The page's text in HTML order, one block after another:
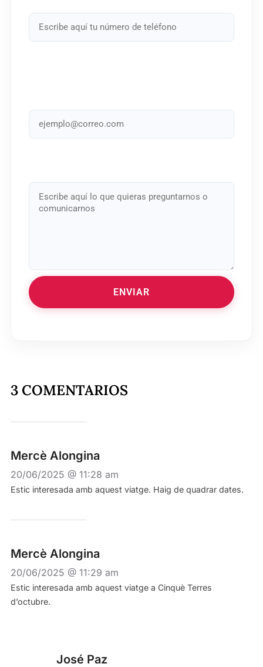
ENVIAR
3 COMENTARIOS
Mercè Alongina
20/06/2025 @ 11:28 am
Estic interesada amb aquest viatge. Haig de quadrar dates.
Mercè Alongina
20/06/2025 @ 11:29 am
Estic interesada amb aquest viatge a Cinquè Terres
d’octubre.
José Paz